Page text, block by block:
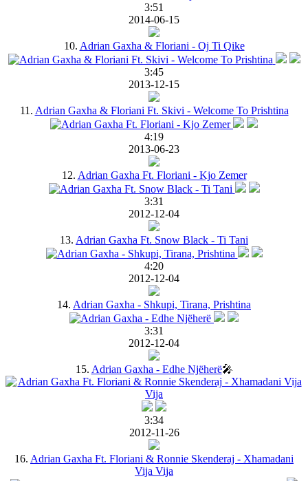
3:51
2014-06-15
10. Adrian Gaxha & Floriani - Oj Ti Qike
3:45
2013-12-15
11. Adrian Gaxha & Floriani Ft. Skivi - Welcome To Prishtina
4:19
2013-06-23
12. Adrian Gaxha Ft. Floriani - Kjo Zemer
3:31
2012-12-04
13. Adrian Gaxha Ft. Snow Black - Ti Tani
4:20
2012-12-04
14. Adrian Gaxha - Shkupi, Tirana, Prishtina
3:31
2012-12-04
15. Adrian Gaxha - Edhe Njëherë🎤
3:34
2012-11-26
16. Adrian Gaxha Ft. Floriani & Ronnie Skenderaj - Xhamadani
Vija Vija